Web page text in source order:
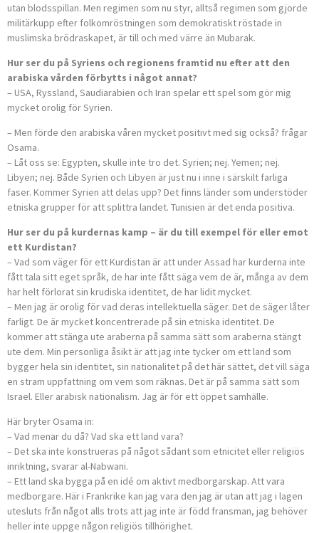
utan blodsspillan. Men regimen som nu styr, alltså regimen som gjorde
militärkupp efter folkomröstningen som demokratiskt röstade in
muslimska brödraskapet, är till och med värre än Mubarak.
Hur ser du på Syriens och regionens framtid nu efter att den
arabiska vården förbytts i något annat?
– USA, Ryssland, Saudiarabien och Iran spelar ett spel som gör mig
mycket orolig för Syrien.
– Men förde den arabiska våren mycket positivt med sig också? frågar
Osama.
– Låt oss se: Egypten, skulle inte tro det. Syrien; nej. Yemen; nej.
Libyen; nej. Både Syrien och Libyen är just nu i inne i särskilt farliga
faser. Kommer Syrien att delas upp? Det finns länder som understöder
etniska grupper för att splittra landet. Tunisien är det enda positiva.
Hur ser du på kurdernas kamp – är du till exempel för eller emot
ett Kurdistan?
– Vad som väger för ett Kurdistan är att under Assad har kurderna inte
fått tala sitt eget språk, de har inte fått säga vem de är, många av dem
har helt förlorat sin krudiska identitet, de har lidit mycket.
– Men jag är orolig för vad deras intellektuella säger. Det de säger låter
farligt. De är mycket koncentrerade på sin etniska identitet. De
kommer att stänga ute araberna på samma sätt som araberna stängt
ute dem. Min personliga åsikt är att jag inte tycker om ett land som
bygger hela sin identitet, sin nationalitet på det här sättet, det vill säga
en stram uppfattning om vem som räknas. Det är på samma sätt som
Israel. Eller arabisk nationalism. Jag är för ett öppet samhälle.
Här bryter Osama in:
– Vad menar du då? Vad ska ett land vara?
– Det ska inte konstrueras på något sådant som etnicitet eller religiös
inriktning, svarar al-Nabwani.
– Ett land ska bygga på en idé om aktivt medborgarskap. Att vara
medborgare. Här i Frankrike kan jag vara den jag är utan att jag i lagen
utesluts från något alls trots att jag inte är född fransman, jag behöver
heller inte uppge någon religiös tillhörighet.